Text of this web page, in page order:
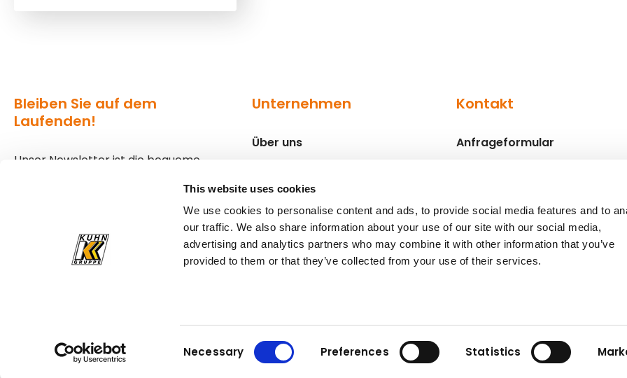
This website uses cookies
We use cookies to personalise content and ads, to provide social media features and to
our traffic. We also share information about your use of our site with our social media,
advertising and analytics partners who may combine it with other information that you’ve
provided to them or that they’ve collected from your use of their services.
Necessary Preferences Statistics
Bleiben Sie auf dem
Laufenden!
Unser Newsletter ist die bequeme
Geschehnisse in der Welt von Kuhn
Zum Newsletter anmelden
Unternehmen
Über uns
Kontakt
Anfrageformular
© Kuhn Baumaschinen Verhaltenskodex